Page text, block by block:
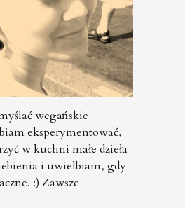
wegańskie
eksperymentować,
w kuchni małe dzieła
i uwielbiam, gdy
:) Zawsze